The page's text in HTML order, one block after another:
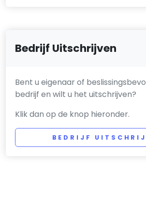
Bedrijf Uitschrijven
Bent u eigenaar of
bedrijf en wilt u het uitschrijven?
Klik dan op de knop hieronder.
BEDRIJF